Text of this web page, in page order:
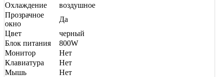
Охлаждение
воздушное
Прозрачное
окно
Да
Цвет
черный
Блок питания
800W
Монитор
Нет
Клавиатура
Нет
Мышь
Нет